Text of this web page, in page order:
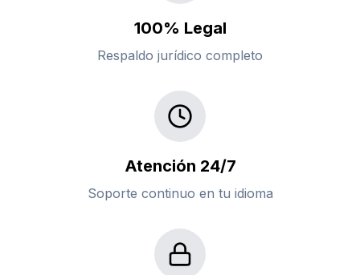
100% Legal
Respaldo jurídico completo
Atención 24/7
Soporte continuo en tu idioma